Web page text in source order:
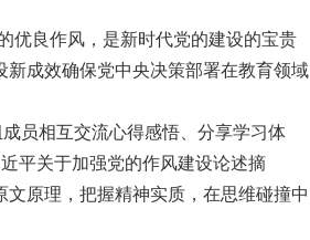
优良作风，是新时代党的建设的宝贵
成效确保党中央决策部署在教育领域
员相互交流心得感悟、分享学习体
平关于加强党的作风建设论述摘
原理，把握精神实质，在思维碰撞中